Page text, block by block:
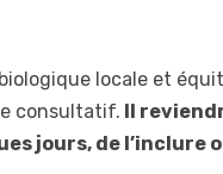
locale et
consultatif. Il
jours, de l’inclure